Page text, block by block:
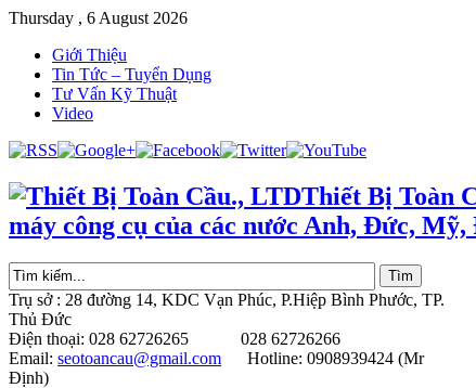
Thursday , 6 August 2026
Giới Thiệu
Tin Tức – Tuyển Dụng
Tư Vấn Kỹ Thuật
Video
Thiết Bị Toàn
máy công cụ của các nước Anh, Đức,
Trụ sở : 28 đường 14, KDC Vạn Phúc, P.Hiệp Bình Phước, TP.
Thủ Đức
Điện thoại: 028 62726265 028 62726266
Email: seotoancau@gmail.com Hotline: 0908939424 (Mr
Định)